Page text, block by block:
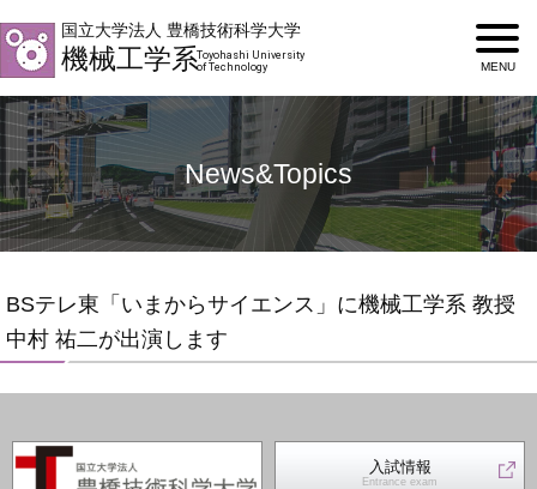
国立大学法人 豊橋技術科学大学
機械工学系Toyohashi University
of Technology
News&Topics
BSテレ東「いまからサイエンス」に機械工学系 教授
中村 祐二が出演します
入試情報
Entrance exam